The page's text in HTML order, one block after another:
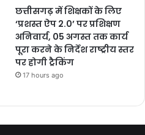
छत्तीसगढ़ में शिक्षकों के लिए
‘प्रशस्त ऐप 2.0’ पर प्रशिक्षण
अनिवार्य, 05 अगस्त तक कार्य
पूरा करने के निर्देश राष्ट्रीय स्तर
पर होगी ट्रैकिंग
17 hours ago